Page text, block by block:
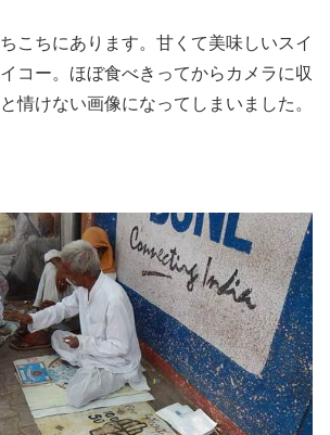
こちにあります。甘くて美味しいスイ
コー。ほぼ食べきってからカメラに収
情けない画像になってしまいました。